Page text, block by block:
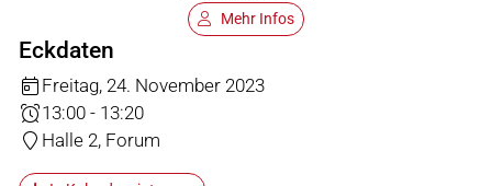
Mehr Infos
Eckdaten
Freitag, 24. November 2023
13:00 - 13:20
Halle 2, Forum